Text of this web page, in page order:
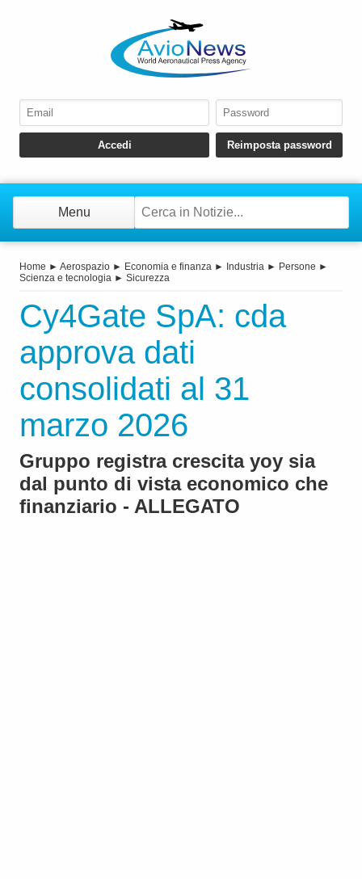
Menu
Home ► Aerospazio ► Economia e finanza ► Industria ► Persone ►
Scienza e tecnologia ► Sicurezza
Cy4Gate SpA: cda
approva dati
consolidati al 31
marzo 2026
Gruppo registra crescita yoy sia
dal punto di vista economico che
finanziario - ALLEGATO